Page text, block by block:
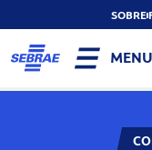
SOBRE
MENU